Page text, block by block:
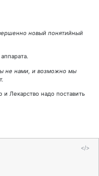
новый понятийный
не нами, и возможно мы
и Лекарство надо поставить
</>